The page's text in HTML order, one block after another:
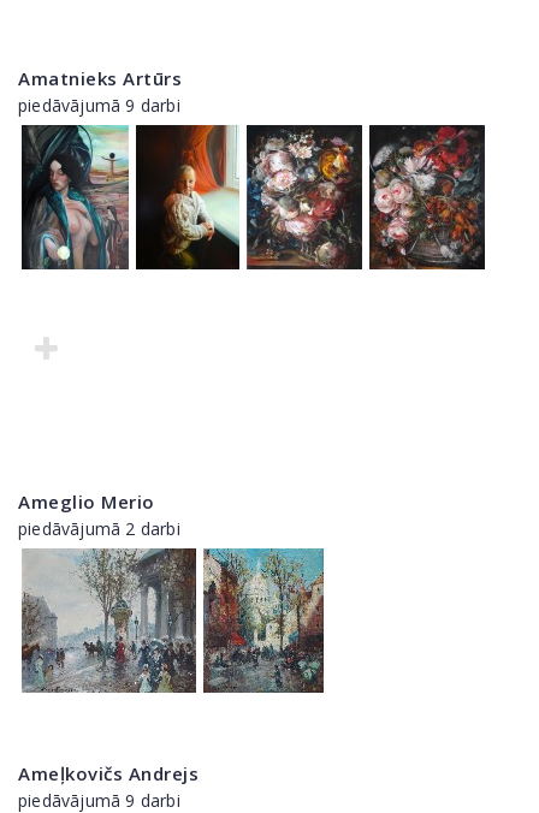
Amatnieks Artūrs
piedāvājumā 9 darbi
Ameglio Merio
piedāvājumā 2 darbi
Ameļkovičs Andrejs
piedāvājumā 9 darbi